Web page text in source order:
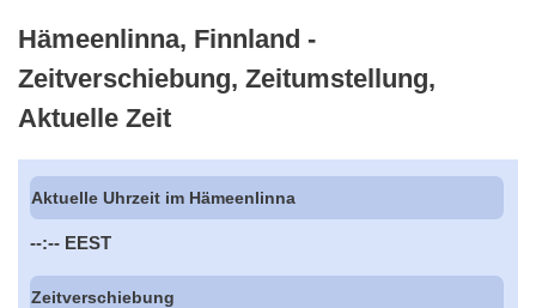
Hämeenlinna, Finnland -
Zeitverschiebung, Zeitumstellung,
Aktuelle Zeit
Aktuelle Uhrzeit im Hämeenlinna
--:-- EEST
Zeitverschiebung